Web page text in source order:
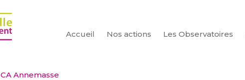
Accueil Nos actions Les Observatoires
CHERCHER
CA Annemasse